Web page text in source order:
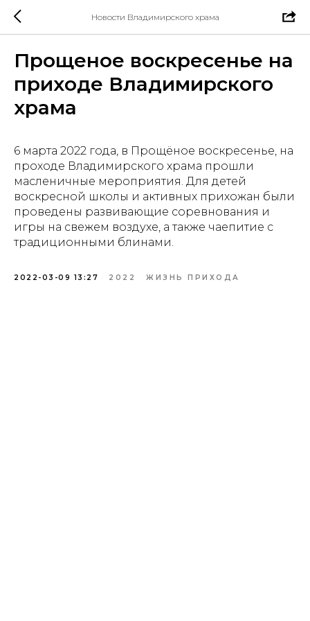
Новости Владимирского храма
Прощеное воскресенье на
приходе Владимирского
храма
6 марта 2022 года, в Прощёное воскресенье, на
проходе Владимирского храма прошли
масленичные мероприятия. Для детей
воскресной школы и активных прихожан были
проведены развивающие соревнования и
игры на свежем воздухе, а также чаепитие с
традиционными блинами.
2022-03-09 13:27 2022 ЖИЗНЬ ПРИХОДА